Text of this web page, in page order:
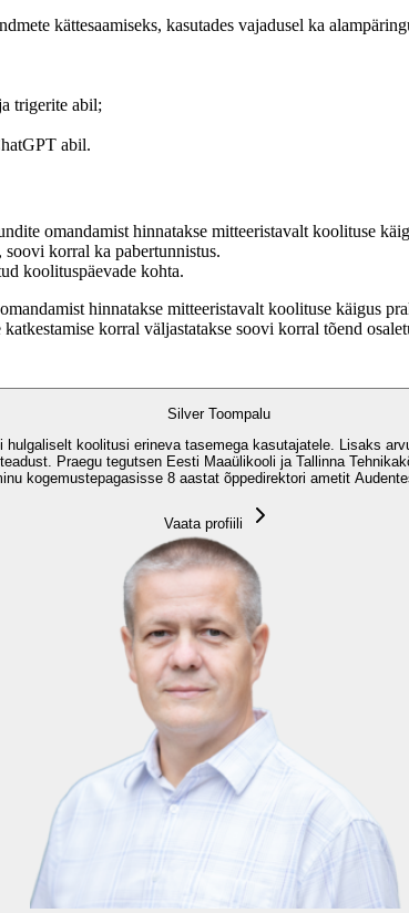
kättesaamiseks, kasutades vajadusel ka
trigerite abil;
abil.
omandamist hinnatakse mitteeristavalt koolituse
korral ka pabertunnistus.
koolituspäevade kohta.
hinnatakse mitteeristavalt koolituse käigus
korral väljastatakse soovi korral tõend
Silver Toompalu
koolitusi erineva tasemega kasutajatele. Lisaks
Praegu tegutsen Eesti Maaülikooli ja Tallinna
kogemustepagasisse 8 aastat õppedirektori ametit
Vaata profiili